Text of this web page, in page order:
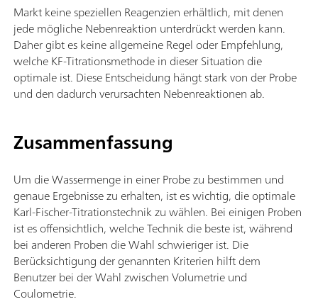
Markt keine speziellen Reagenzien erhältlich, mit denen
jede mögliche Nebenreaktion unterdrückt werden kann.
Daher gibt es keine allgemeine Regel oder Empfehlung,
welche KF-Titrationsmethode in dieser Situation die
optimale ist. Diese Entscheidung hängt stark von der Probe
und den dadurch verursachten Nebenreaktionen ab.
Zusammenfassung
Um die Wassermenge in einer Probe zu bestimmen und
genaue Ergebnisse zu erhalten, ist es wichtig, die optimale
Karl-Fischer-Titrationstechnik zu wählen. Bei einigen Proben
ist es offensichtlich, welche Technik die beste ist, während
bei anderen Proben die Wahl schwieriger ist. Die
Berücksichtigung der genannten Kriterien hilft dem
Benutzer bei der Wahl zwischen Volumetrie und
Coulometrie.